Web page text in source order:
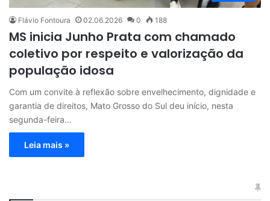
Flávio Fontoura 02.06.2026 0 188
MS inicia Junho Prata com chamado
coletivo por respeito e valorização da
população idosa
Com um convite à reflexão sobre envelhecimento, dignidade e
garantia de direitos, Mato Grosso do Sul deu início, nesta
segunda-feira…
Leia mais »